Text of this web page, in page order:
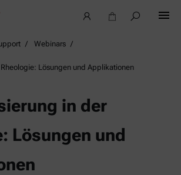
Webinars
Lösungen und Applikationen
in der
Lösungen und